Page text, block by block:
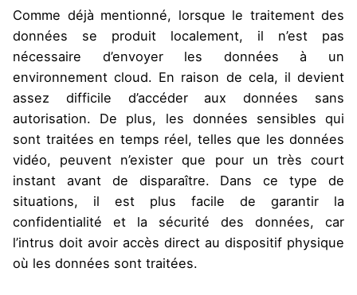
Comme déjà mentionné, lorsque le traitement des
données se produit localement, il n’est pas
nécessaire d’envoyer les données à un
environnement cloud. En raison de cela, il devient
assez difficile d’accéder aux données sans
autorisation. De plus, les données sensibles qui
sont traitées en temps réel, telles que les données
vidéo, peuvent n’exister que pour un très court
instant avant de disparaître. Dans ce type de
situations, il est plus facile de garantir la
confidentialité et la sécurité des données, car
l’intrus doit avoir accès direct au dispositif physique
où les données sont traitées.